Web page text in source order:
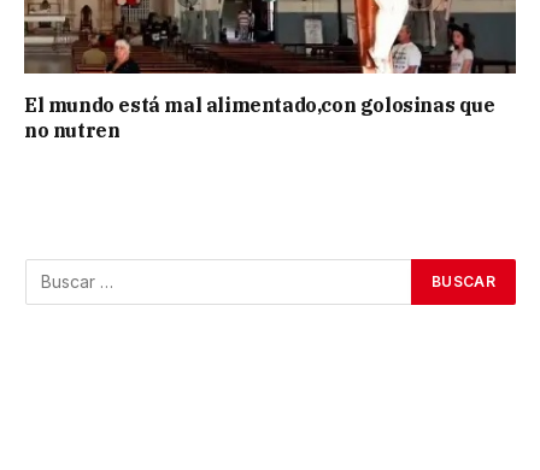
El mundo está mal alimentado,con golosinas que
no nutren